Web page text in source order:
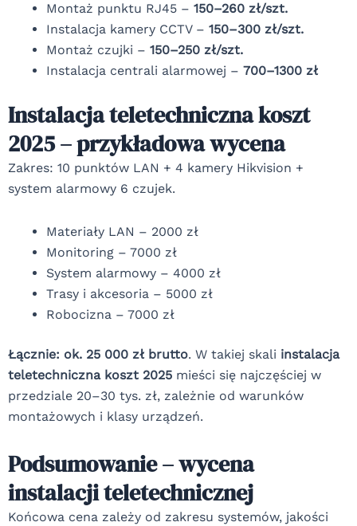
Montaż punktu RJ45 – 150–260 zł/szt.
Instalacja kamery CCTV – 150–300 zł/szt.
Montaż czujki – 150–250 zł/szt.
Instalacja centrali alarmowej – 700–1300 zł
Instalacja teletechniczna koszt
2025 – przykładowa wycena
Zakres: 10 punktów LAN + 4 kamery Hikvision +
system alarmowy 6 czujek.
Materiały LAN – 2000 zł
Monitoring – 7000 zł
System alarmowy – 4000 zł
Trasy i akcesoria – 5000 zł
Robocizna – 7000 zł
Łącznie: ok. 25 000 zł brutto. W takiej skali instalacja
teletechniczna koszt 2025 mieści się najczęściej w
przedziale 20–30 tys. zł, zależnie od warunków
montażowych i klasy urządzeń.
Podsumowanie – wycena
instalacji teletechnicznej
Końcowa cena zależy od zakresu systemów, jakości